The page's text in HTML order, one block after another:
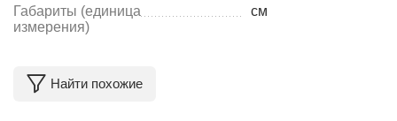
Габариты (единица
измерения)
см
Найти похожие